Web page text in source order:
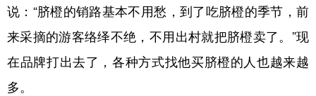
说：“脐橙的销路基本不用愁，到了吃脐橙的季节，前
来采摘的游客络绎不绝，不用出村就把脐橙卖了。”现
在品牌打出去了，各种方式找他买脐橙的人也越来越
多。